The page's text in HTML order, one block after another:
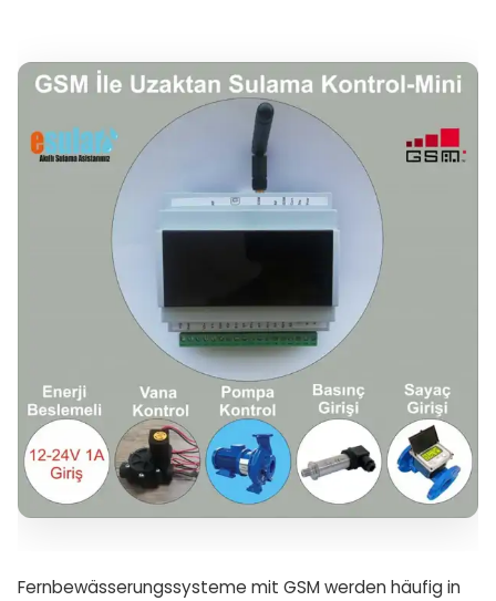
Fernbewässerungssysteme mit GSM werden häufig in